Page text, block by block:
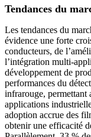
Tendances du
Les tendances du
évidence une forte
conducteurs, de
l’intégration multi-
développement de
performances du
infrarouge, permettant
applications
adoption accrue des
obtenir une efficacité